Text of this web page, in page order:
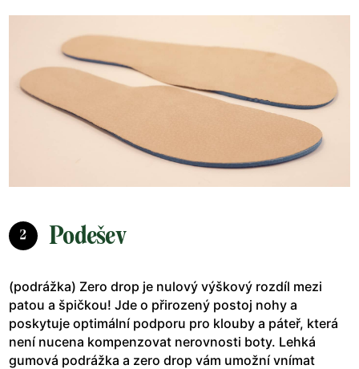
2 Podešev
(podrážka) Zero drop je nulový výškový rozdíl mezi
patou a špičkou! Jde o přirozený postoj nohy a
poskytuje optimální podporu pro klouby a páteř, která
není nucena kompenzovat nerovnosti boty. Lehká
gumová podrážka a zero drop vám umožní vnímat